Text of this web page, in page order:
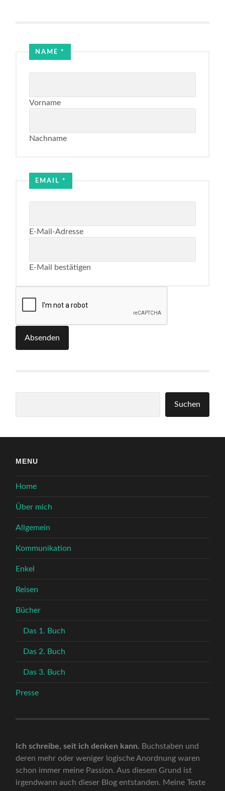
NAME*
Vorname
Nachname
Name
EMAIL*
E-Mail-Adresse
E-Mail bestätigen
Absenden
Suchen
MENU
Home
Über mich
Allgemein
Kommunikation
Enkel
Reisen
Bücher
Das 1. Buch
Das 2. Buch
Das 3. Buch
Presse
Ich schreibe, seit ich denken kann. Buchstaben und
deren mehr oder weniger logische Anordnung waren
schon immer meine Passion. Aus diesem Grund ist
irgendwann auch dieser Blog entstanden. Meine Texte